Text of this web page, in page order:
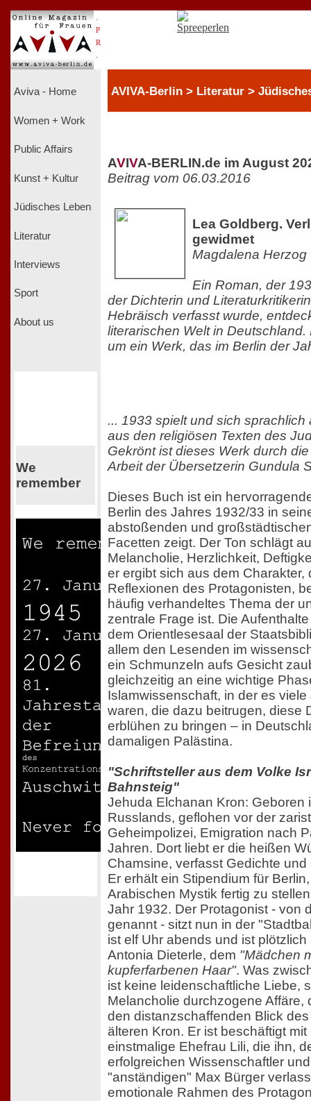
P
R
Aviva - Home
Women + Work
Public Affairs
Kunst + Kultur
Jüdisches Leben
Literatur
Interviews
Sport
About us
We
remember
AVIVA-Berlin > Literatur >
AVIVA-BERLIN.de im August
Beitrag vom 06.03.2016
Lea Goldberg.
gewidmet
Magdalena Herzog
Ein Roman, der
der Dichterin und
Hebräisch verfasst wurde,
literarischen Welt in
um ein Werk, das im Berlin der
... 1933 spielt und sich
aus den religiösen Texten des
Gekrönt ist dieses Werk durch
Arbeit der Übersetzerin Gundula
Dieses Buch ist ein
Berlin des Jahres 1932/33 in
abstoßenden und
Facetten zeigt. Der Ton schlägt
Melancholie, Herzlichkeit,
er ergibt sich aus dem
Reflexionen des Protagonisten,
häufig verhandeltes Thema der
zentrale Frage ist. Die
dem Orientlesesaal der
allem den Lesenden im
ein Schmunzeln aufs Gesicht
gleichzeitig an eine wichtige
Islamwissenschaft, in der es
waren, die dazu beitrugen, diese
erblühen zu bringen – in
damaligen Palästina.
"Schriftsteller aus dem Volke
Bahnsteig"
Jehuda Elchanan Kron: Geboren
Russlands, geflohen vor der
Geheimpolizei, Emigration nach
Jahren. Dort liebt er die heißen
Chamsine, verfasst Gedichte
Er erhält ein Stipendium für
Arabischen Mystik fertig zu
Jahr 1932. Der Protagonist - von
genannt - sitzt nun in der
ist elf Uhr abends und ist plötzlich
Antonia Dieterle, dem "Mädchen
kupferfarbenen Haar". Was
ist keine leidenschaftliche Liebe,
Melancholie durchzogene Affäre,
den distanzschaffenden Blick
älteren Kron. Er ist beschäftigt
einstmalige Ehefrau Lili, die ihn,
erfolgreichen Wissenschaftler
"anständigen" Max Bürger
emotionale Rahmen des